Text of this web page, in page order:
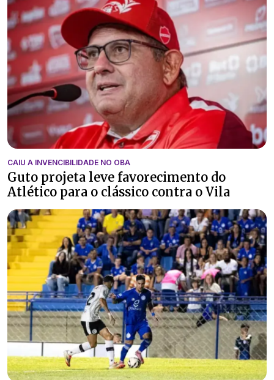
CAIU A INVENCIBILIDADE NO OBA
Guto projeta leve favorecimento do
Atlético para o clássico contra o Vila